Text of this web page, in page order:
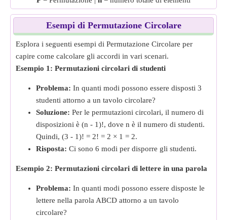
Esempi di Permutazione Circolare
Esplora i seguenti esempi di Permutazione Circolare per
capire come calcolare gli accordi in vari scenari.
Esempio 1: Permutazioni circolari di studenti
Problema: In quanti modi possono essere disposti 3
studenti attorno a un tavolo circolare?
Soluzione: Per le permutazioni circolari, il numero di
disposizioni è (n - 1)!, dove n è il numero di studenti.
Quindi, (3 - 1)! = 2! = 2 × 1 = 2.
Risposta: Ci sono 6 modi per disporre gli studenti.
Esempio 2: Permutazioni circolari di lettere in una parola
Problema: In quanti modi possono essere disposte le
lettere nella parola ABCD attorno a un tavolo
circolare?